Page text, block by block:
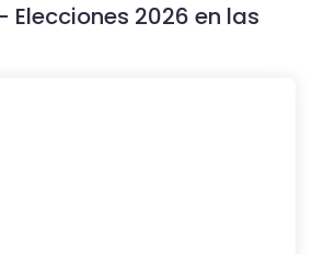
- Elecciones 2026 en las